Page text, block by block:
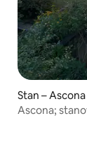
Stan – Ascona
Ascona;